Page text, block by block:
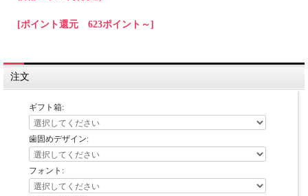
[ポイント還元 623ポイント～]
注文
ギフト箱:
歯固めデザイン:
フォント: